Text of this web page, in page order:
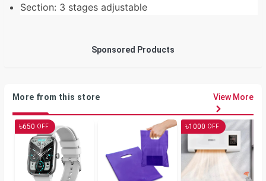
Section: 3 stages adjustable
Sponsored Products
More from this store View More
৳650 OFF ৳1000 OFF